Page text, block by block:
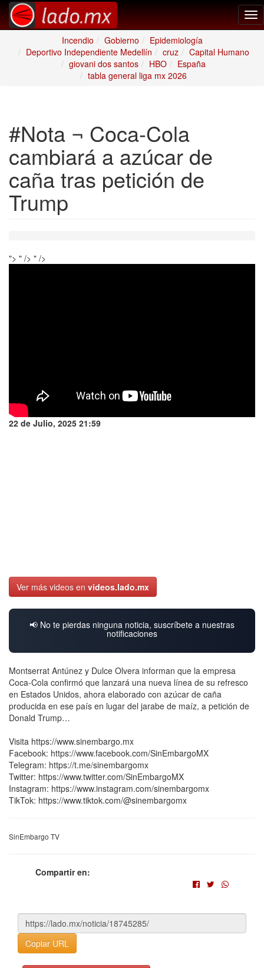
Incendio
Gobierno
Epidemiología
Deportivo Independiente Medellín
cruz
Capital Humano
giovani dos santos
HBO
España
tabla general liga mx 2026
#Nota ¬ Coca-Cola
cambiará a azúcar de
caña tras petición de
Trump
"> " /> " />
22 de Julio, 2025 21:59
Ver más videos en videos.lado.mx
📢 No te pierdas ninguna noticia, suscríbete a nuestras
notificaciones
Montserrat Antúnez y Dulce Olvera informan que la empresa
Coca-Cola confirmó que lanzará una nueva línea de su refresco
en Estados Unidos, ahora elaborado con azúcar de caña
producida en ese país en lugar del jarabe de maíz, a petición de
Donald Trump…
Visita https://www.sinembargo.mx
Facebook: https://www.facebook.com/SinEmbargoMX
Telegram: https://t.me/sinembargomx
Twitter: https://www.twitter.com/SinEmbargoMX
Instagram: https://www.instagram.com/sinembargomx
TikTok: https://www.tiktok.com/@sinembargomx
SinEmbargo TV
Compartir en:
Copiar URL